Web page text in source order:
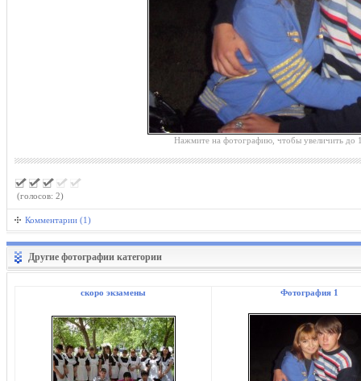
Нажмите на фотографию, чтобы увеличить до
(голосов: 2)
Комментарии (1)
Другие фотографии категории
скоро экзамены Фотография 1